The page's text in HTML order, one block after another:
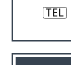
TEL